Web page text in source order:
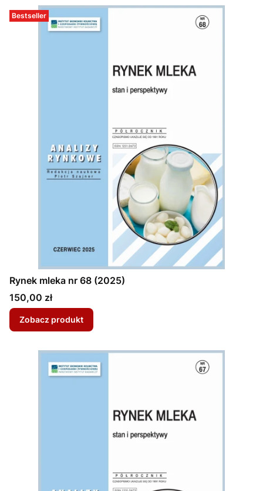
Bestseller
Rynek mleka nr 68 (2025)
Cena
150,00 zł
Zobacz produkt